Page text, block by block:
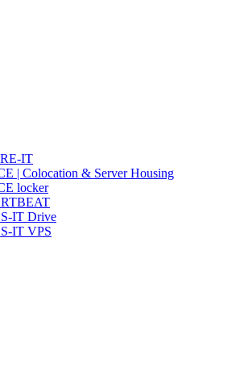
IT
| Colocation & Server Housing
locker
IT Drive
IT VPS